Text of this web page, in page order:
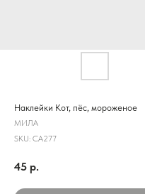
Наклейки Кот, пёс, мороженое
МИЛА
SKU: CA277
45 р.